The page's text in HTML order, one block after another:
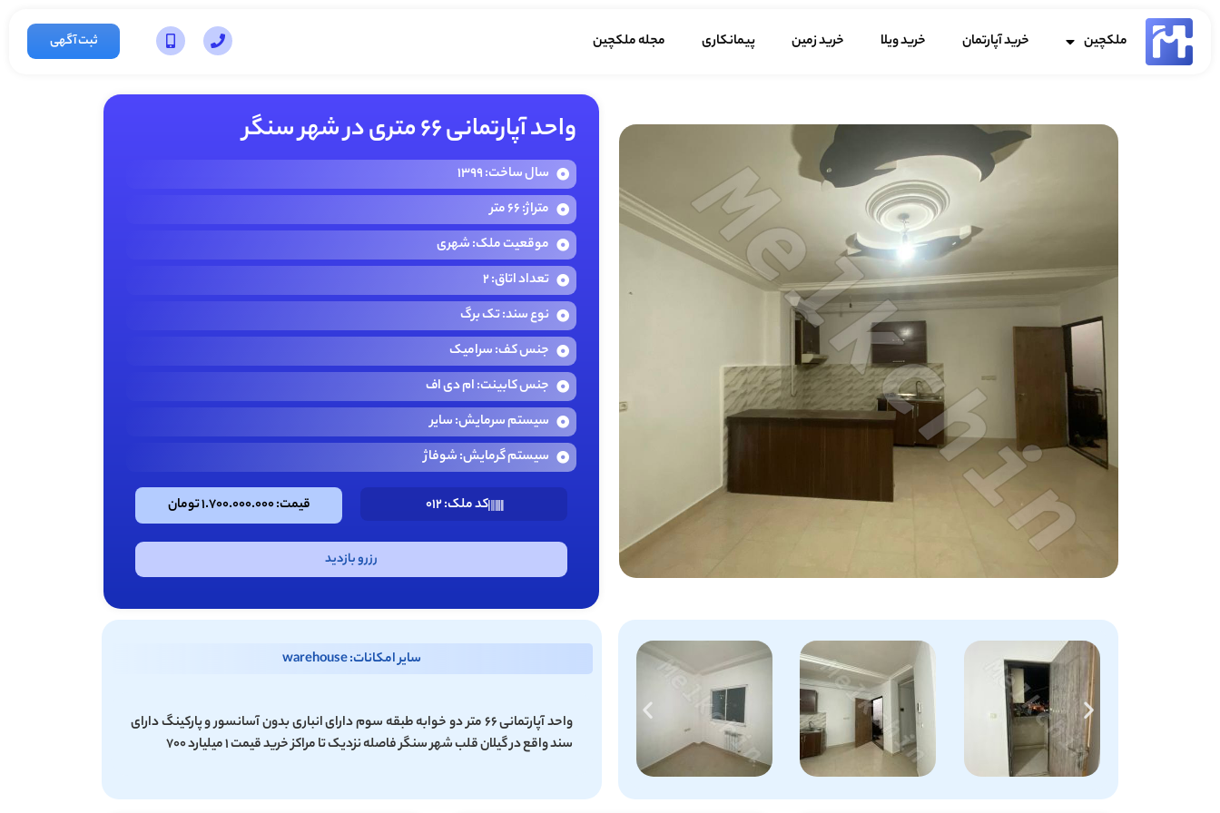
ملکچین خرید آپارتمان خرید ویلا خرید زمین پیمانکاری مجله ملکچین ثبت آگهی
واحد آپارتمانی 66 متری در شهر سنگر
سال ساخت: 1399
متراژ: 66 متر
موقعیت ملک: شهری
تعداد اتاق: 2
نوع سند: تک برگ
جنس کف: سرامیک
جنس کابینت: ام دی اف
سیستم سرمایش: سایر
سیستم گرمایش: شوفاژ
کد ملک: 012 قیمت: 1.700.000.000 تومان
رزرو بازدید
سایر امکانات: warehouse
واحد آپارتمانی 66 متر دو خوابه طبقه سوم دارای انباری بدون آسانسور و پارکینگ دارای
سند واقع در گیلان قلب شهر سنگر فاصله نزدیک تا مراکز خرید قیمت 1 میلیارد 700